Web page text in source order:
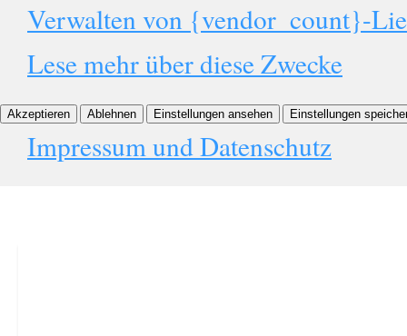
Verwalten von {vendor_count}-
Lese mehr über diese Zwecke
Akzeptieren Ablehnen Einstellungen ansehen Einstellungen
Impressum und Datenschutz